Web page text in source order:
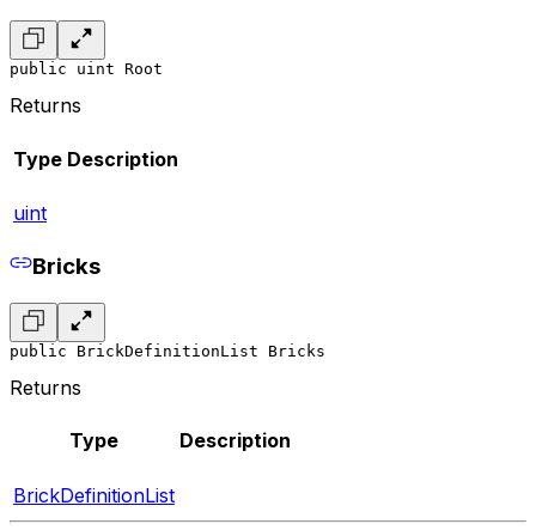
public uint Root
Returns
Type Description
uint
Bricks
public BrickDefinitionList Bricks
Returns
Type Description
BrickDefinitionList